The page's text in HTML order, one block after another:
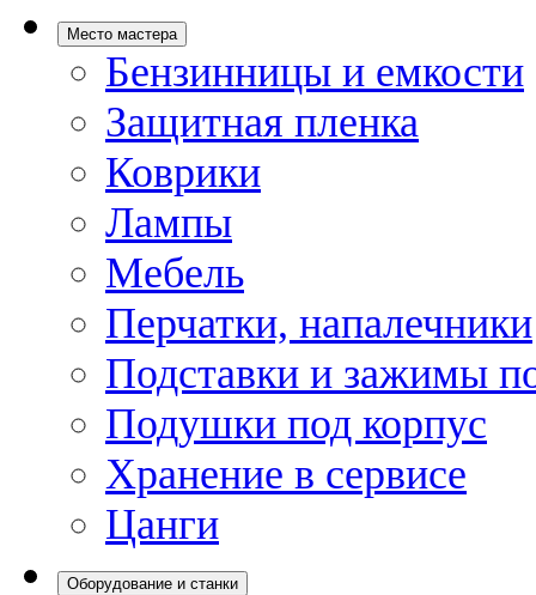
Место мастера
Бензинницы и емкости
Защитная пленка
Коврики
Лампы
Мебель
Перчатки, напалечники
Подставки и зажимы
Подушки под корпус
Хранение в сервисе
Цанги
Оборудование и станки